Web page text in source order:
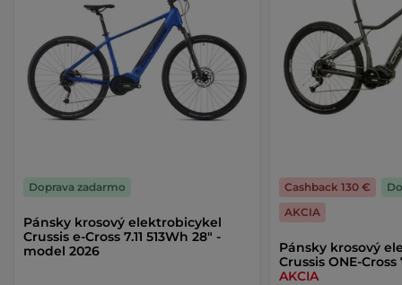
Pánsky krosový elektrobicykel
Crussis e-Cross 7.11 513Wh 28" -
model 2026
Doprava zadarmo
Pánsky krosový
Crussis ONE-Cross
AKCIA
Cashback 130 €
AKCIA